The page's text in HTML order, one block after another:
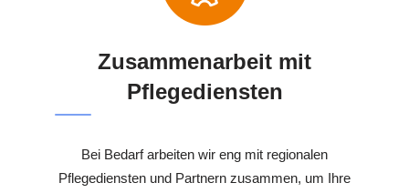
Zusammenarbeit mit
Pflegediensten
Bei Bedarf arbeiten wir eng mit regionalen
Pflegediensten und Partnern zusammen, um Ihre